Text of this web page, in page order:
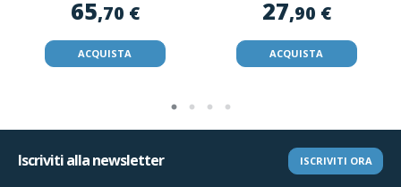
65,70 €
ACQUISTA
27,90 €
ACQUISTA
Iscriviti alla newsletter ISCRIVITI ORA